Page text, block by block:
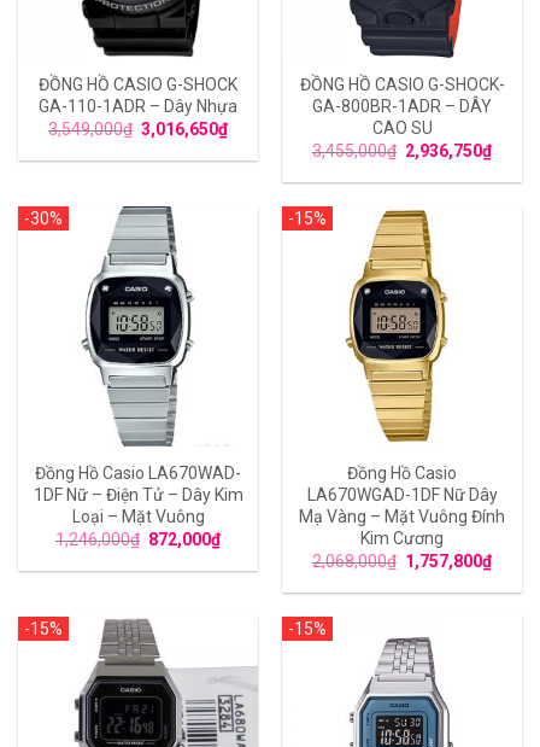
ĐỒNG HỒ CASIO G-SHOCK
GA-110-1ADR – Dây Nhựa
3,549,000₫ 3,016,650₫
ĐỒNG HỒ CASIO G-SHOCK-
GA-800BR-1ADR – DÂY
CAO SU
3,455,000₫ 2,936,750₫
-30%
Đồng Hồ Casio LA670WAD-
1DF Nữ – Điện Tử – Dây Kim
Loại – Mặt Vuông
1,246,000₫ 872,000₫
-15%
Đồng Hồ Casio
LA670WGAD-1DF Nữ Dây
Mạ Vàng – Mặt Vuông Đính
Kim Cương
2,068,000₫ 1,757,800₫
-15% -15%